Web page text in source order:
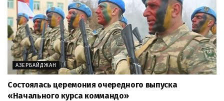
АЗЕРБАЙДЖАН
Состоялась церемония очередного выпуска
«Начального курса коммандо»